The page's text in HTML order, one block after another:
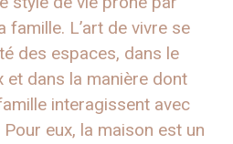
famille. L’art de vivre se
des espaces, dans le
et dans la manière dont
interagissent avec
eux, la maison est un